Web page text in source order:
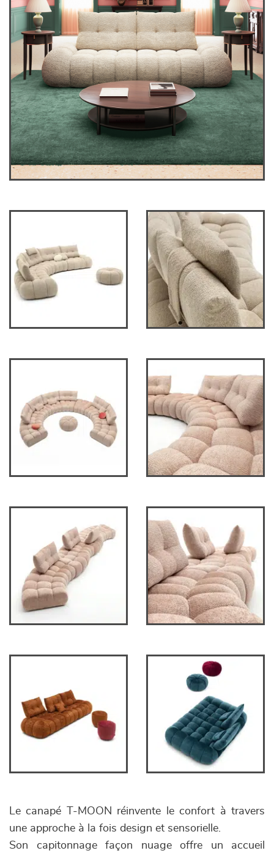
Le canapé T-MOON réinvente le confort à travers
une approche à la fois design et sensorielle.
Son capitonnage façon nuage offre un accueil